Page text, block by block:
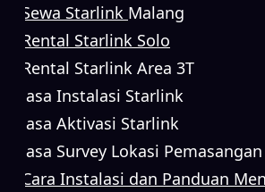
Sewa Starlink Malang
Rental Starlink Solo
Rental Starlink Area 3T
Jasa Instalasi Starlink
Jasa Aktivasi Starlink
Jasa Survey Lokasi
Cara Instalasi dan Panduan